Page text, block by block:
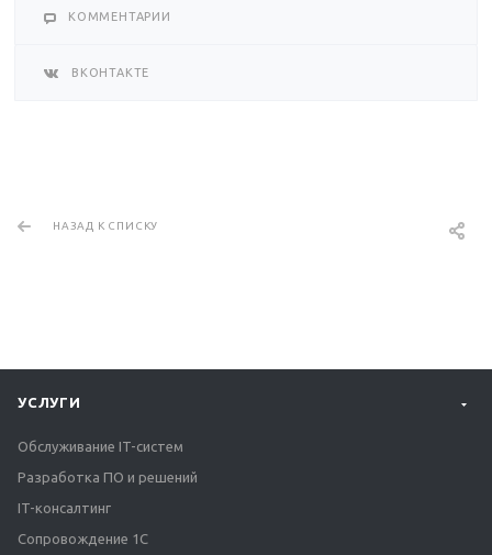
КОММЕНТАРИИ
ВКОНТАКТЕ
НАЗАД К СПИСКУ
УСЛУГИ
Обслуживание IT-систем
Разработка ПО и решений
IT-консалтинг
Сопровождение 1С